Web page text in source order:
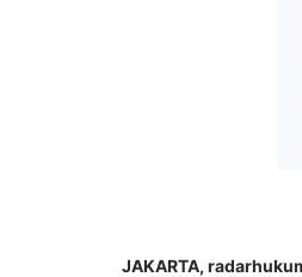
JAKARTA,